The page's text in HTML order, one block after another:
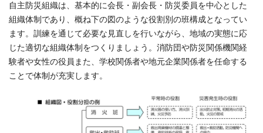
自主防災組織は、基本的に会長・副会長・防災委員を中心とした
組織体制であり、概ね下の図のような役割別の班構成となってい
ます。訓練を通じて必要な見直しを行いながら、地域の実態に応
じた適切な組織体制をつくりましょう。消防団や防災関係機関経
験者や女性の役員また、学校関係者や地元企業関係者を任命する
ことで体制が充実します。